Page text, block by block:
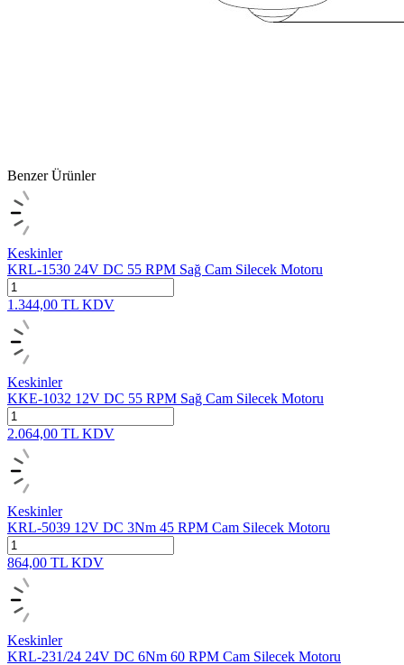
Benzer Ürünler
Keskinler
KRL-1530 24V DC 55 RPM Sağ Cam Silecek Motoru
1.344,00 TL KDV
Keskinler
KKE-1032 12V DC 55 RPM Sağ Cam Silecek Motoru
2.064,00 TL KDV
Keskinler
KRL-5039 12V DC 3Nm 45 RPM Cam Silecek Motoru
864,00 TL KDV
Keskinler
KRL-231/24 24V DC 6Nm 60 RPM Cam Silecek Motoru